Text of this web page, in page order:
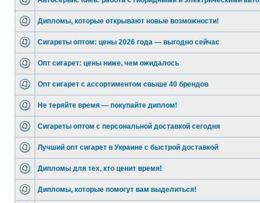
Дипломы, которые открывают новые возможности!
Сигареты оптом: цены 2026 года — выгодно сейчас
Опт сигарет: цены ниже, чем ожидалось
Опт сигарет с ассортиментом свыше 40 брендов
Не теряйте время — покупайте диплом!
Сигареты оптом с персональной доставкой сегодня
Лучший опт сигарет в Украине с быстрой доставкой
Дипломы для тех, кто ценит время!
Дипломы, которые помогут вам выделиться!